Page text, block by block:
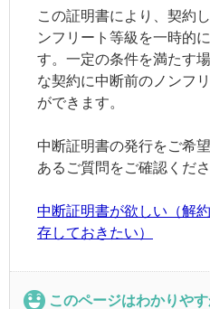
この証明書により、契約
ンフリート等級を一時的
す。一定の条件を満たす
な契約に中断前の ノンフ
ができます。
中断証明書の発行をご希
あるご質問をご確認くださ
中断証明書が欲しい（解
存しておきたい）
このページはわかりや